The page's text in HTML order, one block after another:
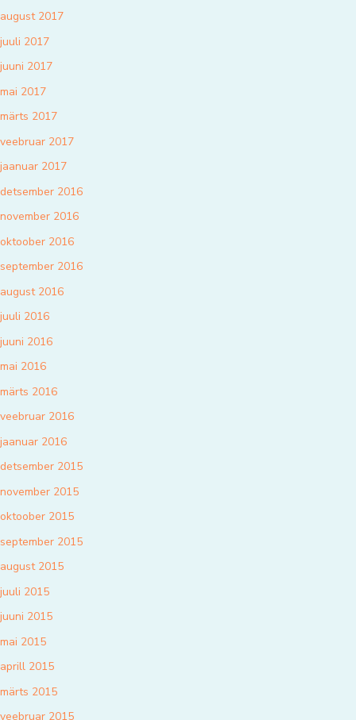
august 2017
juuli 2017
juuni 2017
mai 2017
märts 2017
veebruar 2017
jaanuar 2017
detsember 2016
november 2016
oktoober 2016
september 2016
august 2016
juuli 2016
juuni 2016
mai 2016
märts 2016
veebruar 2016
jaanuar 2016
detsember 2015
november 2015
oktoober 2015
september 2015
august 2015
juuli 2015
juuni 2015
mai 2015
aprill 2015
märts 2015
veebruar 2015